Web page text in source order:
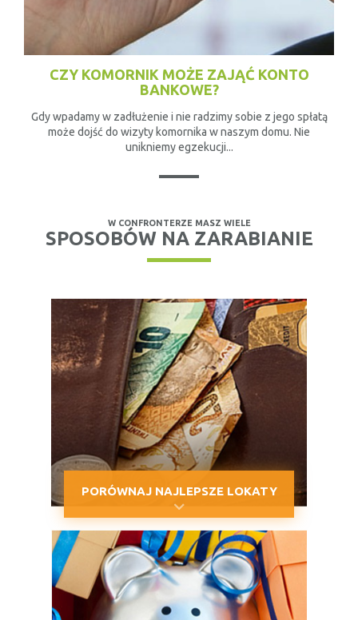
CZY KOMORNIK MOŻE ZAJĄĆ KONTO
BANKOWE?
Gdy wpadamy w zadłużenie i nie radzimy sobie z jego spłatą
może dojść do wizyty komornika w naszym domu. Nie
unikniemy egzekucji...
W CONFRONTERZE MASZ WIELE
SPOSOBÓW NA ZARABIANIE
PORÓWNAJ NAJLEPSZE LOKATY